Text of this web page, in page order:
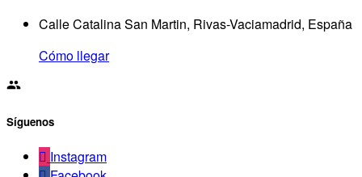
Calle Catalina San Martin, Rivas-Vaciamadrid, España
Cómo llegar
Síguenos
Instagram